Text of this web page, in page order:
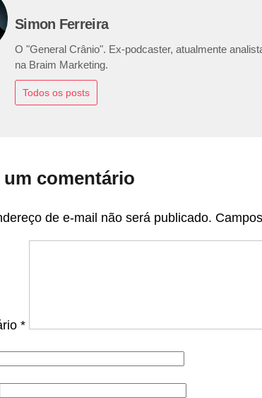
Simon Ferreira
O "General Crânio". Ex-podcaster, atualmente
na Braim Marketing.
Todos os posts
um comentário
de e-mail não será publicado.
*